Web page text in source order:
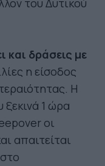
του Δυτικού
και δράσεις με
η είσοδος
Η
ξεκινά 1 ώρα
οι
απαιτείται